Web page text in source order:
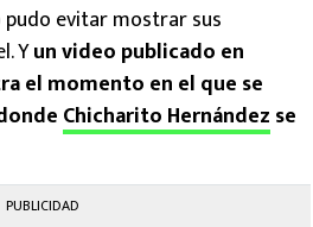
evitar mostrar sus
Yun video publicado en
el momento en el que se
Chicharito Hernández se
PUBLICIDAD